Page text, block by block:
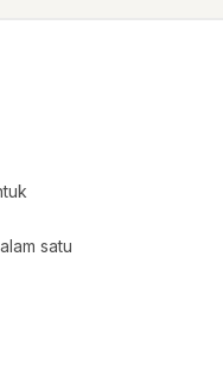
satu